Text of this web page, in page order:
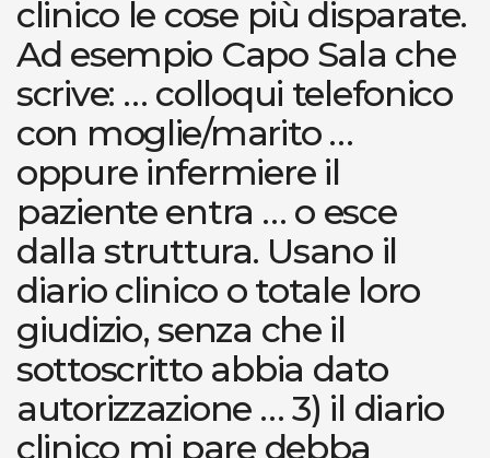
clinico le cose più disparate.
Ad esempio Capo Sala che
scrive: … colloqui telefonico
con moglie/marito …
oppure infermiere il
paziente entra … o esce
dalla struttura. Usano il
diario clinico o totale loro
giudizio, senza che il
sottoscritto abbia dato
autorizzazione … 3) il diario
clinico mi pare debba